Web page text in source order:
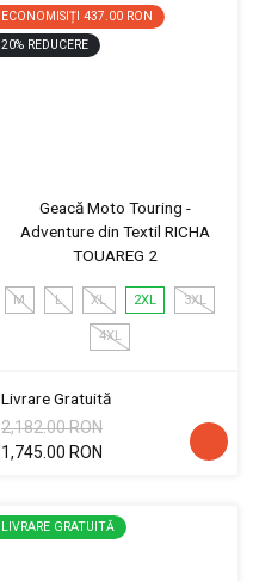
ECONOMISIȚI 437.00 RON
20% REDUCERE
Geacă Moto Touring -
Adventure din Textil RICHA
TOUAREG 2
M L XL 2XL 3XL
4XL
Livrare Gratuită
2,182.00 RON
1,745.00 RON
LIVRARE GRATUITĂ